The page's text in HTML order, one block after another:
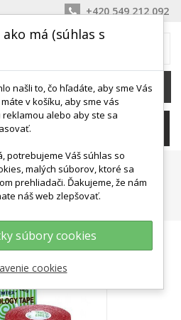
+420 549 212 092
Tejpovanie
TEMTEX TOURMALINE 5 Cm
Červená Tejpovacia Páska
má (súhlas s
našli to, čo hľadáte, aby sme Vás
v košíku, aby sme vás
alebo aby ste sa
potrebujeme Váš súhlas so
malých súborov, ktoré sa
prehliadači. Ďakujeme, že nám
náš web zlepšovať.
súbory cookies
cookies